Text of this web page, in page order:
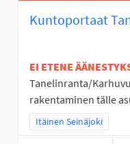
Kuntoportaat
EI ETENE
Tanelinranta/
rakentaminen tälle
Rajaa tulokset teeman
Itäinen Seinäjoki